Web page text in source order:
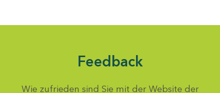
Feedback
Wie zufrieden sind Sie mit der Website der